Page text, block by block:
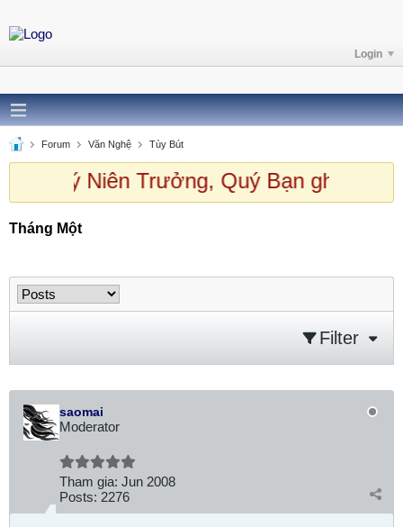
Login
Forum Văn Nghệ Tùy Bút
Quý Niên Trưởng, Quý Bạn ghé thăm
Tháng Một
Filter
saomai
Moderator
Tham gia: Jun 2008
Posts: 2276